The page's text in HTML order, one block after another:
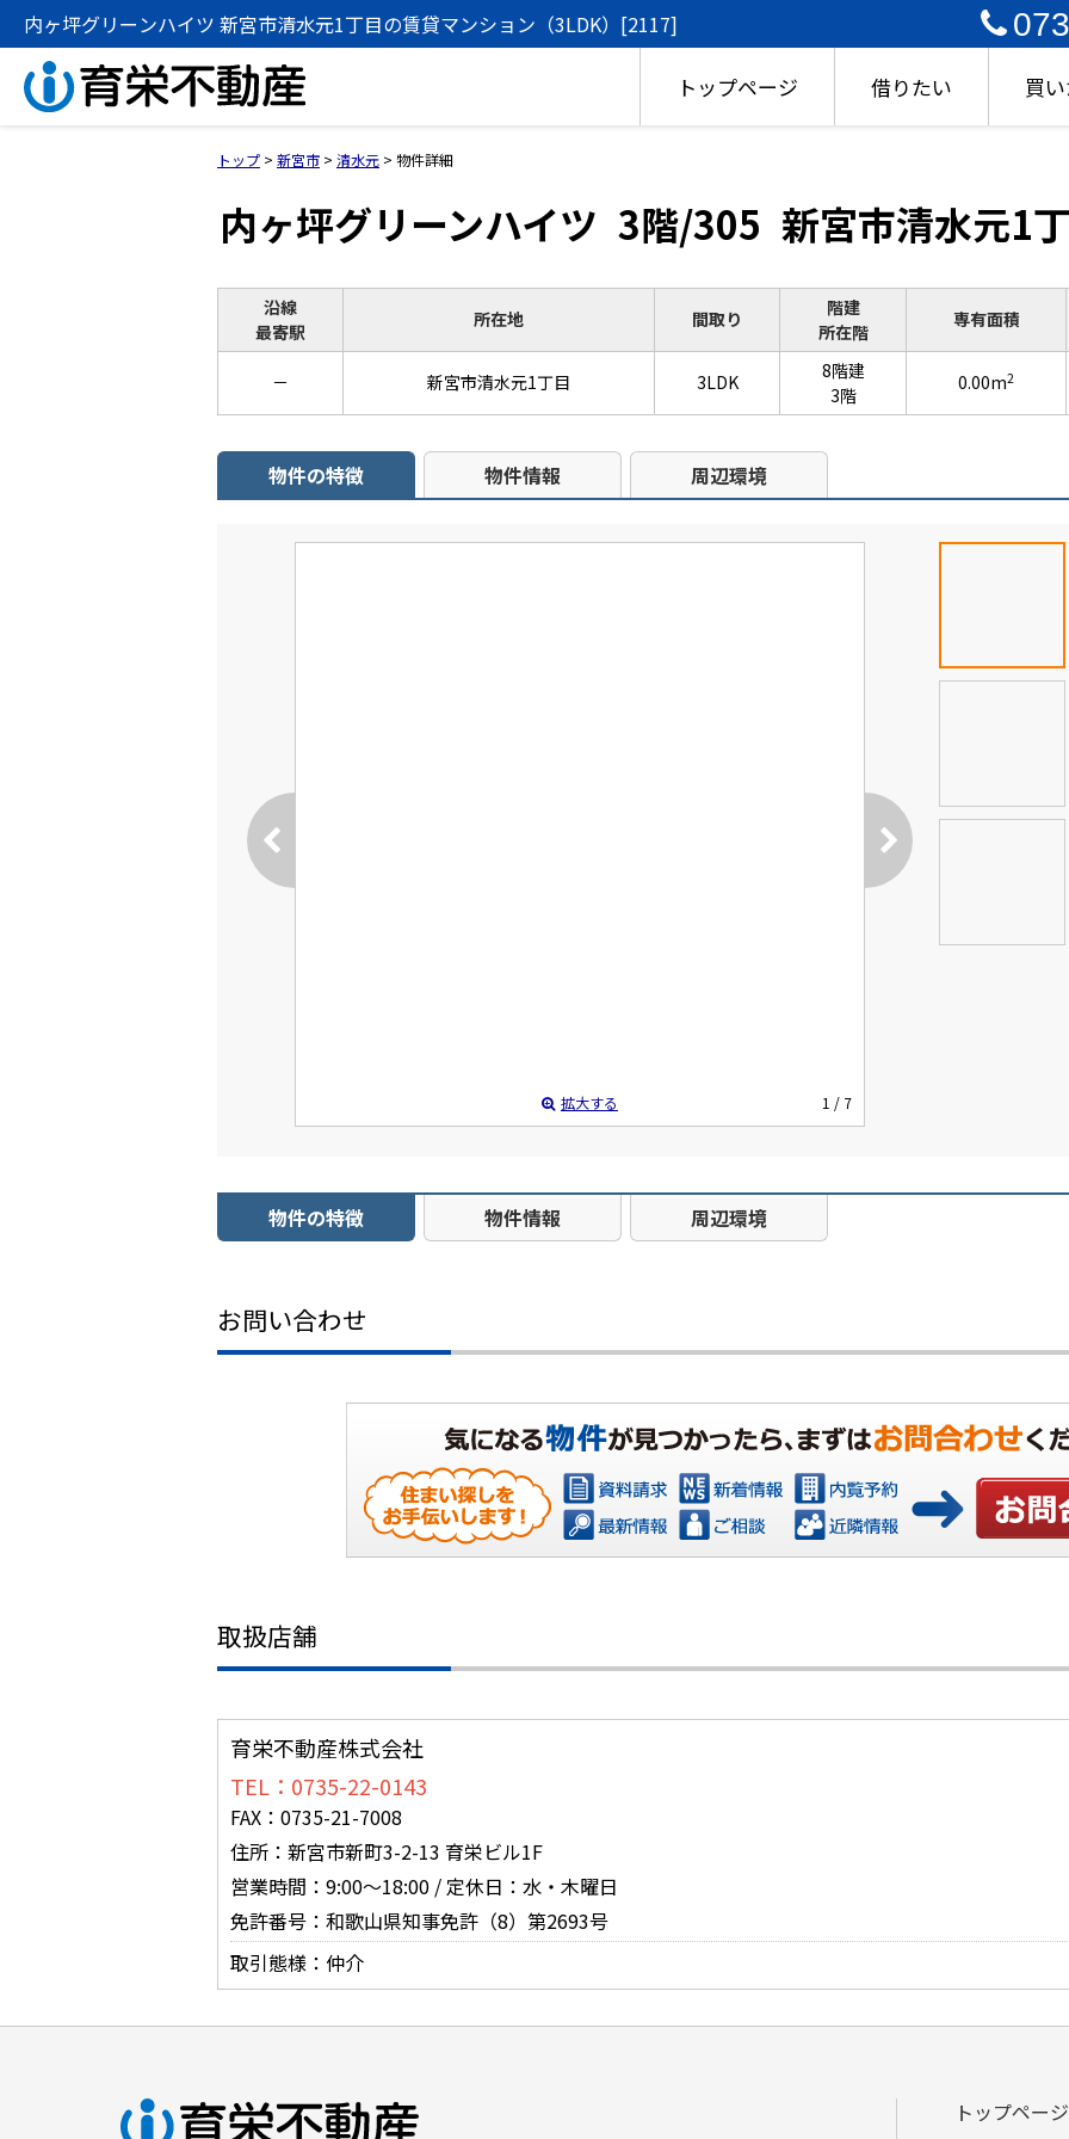
内ヶ坪グリーンハイツ 新宮市清水元1丁目の賃貸マンション（3LDK）[2117]
トップページ 借りたい 買
トップ > 新宮市 > 清水元 > 物件詳細
内ヶ坪グリーンハイツ 3階/305 新宮市清水元1
沿線
最寄駅
所在地 間取り
階建
所在階
専有面積
－ 新宮市清水元1丁目 3LDK
8階建
3階
0.00m2
物件の特徴 物件情報 周辺環境
拡大する 1 / 7
物件の特徴 物件情報 周辺環境
お問い合わせ
お問い合
取扱店舗
育栄不動産株式会社
TEL：0735-22-0143
FAX：0735-21-7008
住所：新宮市新町3-2-13 育栄ビル1F
営業時間：9:00～18:00 / 定休日：水・木曜日
免許番号：和歌山県知事免許（8）第2693号
取引態様：仲介
トップページ